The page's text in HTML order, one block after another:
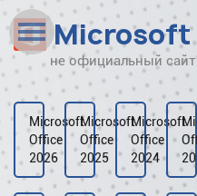
Наверх
Рейтинг
Видео
Галерея
не официальный сайт
Microsoft
Office
2026
Microsoft
Office
2025
Microsoft
Office
2024